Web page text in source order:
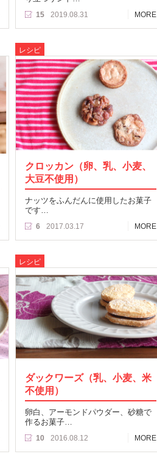
15 2019.08.31 MORE
レシピ
クロッカン（卵、乳、小麦、
大豆不使用）
ナッツをふんだんに使用したお菓子
です…
6 2017.03.17
MORE
レシピ
ダックワーズ（乳、小麦、米
不使用）
卵白、アーモンドパウダー、砂糖で
作るお菓子…
10 2016.08.12
MORE